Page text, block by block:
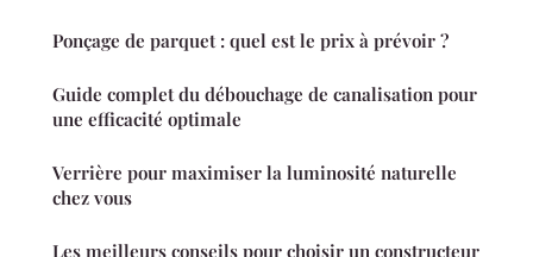
Ponçage de parquet : quel est le prix à prévoir ?
Guide complet du débouchage de canalisation pour
une efficacité optimale
Verrière pour maximiser la luminosité naturelle
chez vous
Les meilleurs conseils pour choisir un constructeur